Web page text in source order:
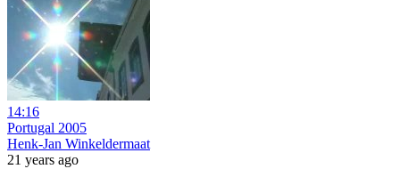
14:16
Portugal 2005
Henk-Jan Winkeldermaat
21 years ago